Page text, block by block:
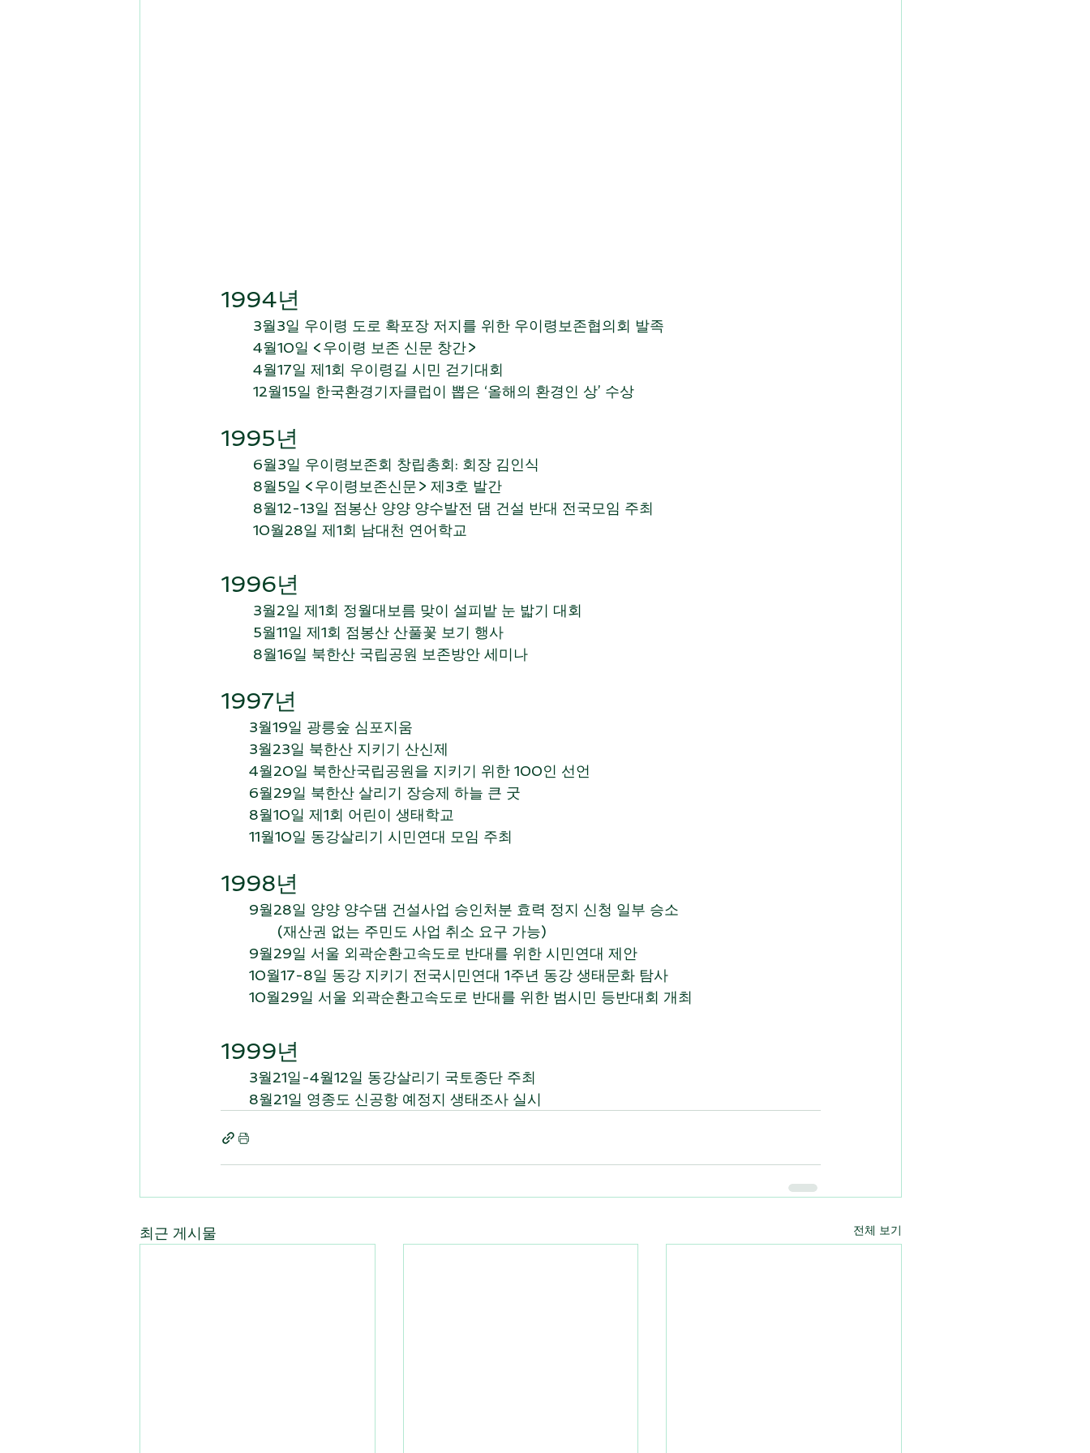
1994년
	3월3일 우이령 도로 확포장 저지를 위한 우이령보존협의회 발족
4월10일 <우이령 보존 신문 창간>
4월17일 제1회 우이령길 시민 걷기대회
12월15일 한국환경기자클럽이 뽑은 ‘올해의 환경인 상’ 수상
	6월3일 우이령보존회 창립총회: 회장 김인식
8월5일 <우이령보존신문> 제3호 발간
8월12-13일 점봉산 양양 양수발전 댐 건설 반대 전국모임 주최
10월28일 제1회 남대천 연어학교
1996년
	3월2일 제1회 정월대보름 맞이 설피밭 눈 밟기 대회
5월11일 제1회 점봉산 산풀꽃 보기 행사
8월16일 북한산 국립공원 보존방안 세미나
1997년
       3월19일 광릉숲 심포지움
3월23일 북한산 지키기 산신제
4월20일 북한산국립공원을 지키기 위한 100인 선언
6월29일 북한산 살리기 장승제 하늘 큰 굿
8월10일 제1회 어린이 생태학교
11월10일 동강살리기 시민연대 모임 주최
1998년
       9월28일 양양 양수댐 건설사업 승인처분 효력 정지 신청 일부 승소
(재산권 없는 주민도 사업 취소 요구 가능)
9월29일 서울 외곽순환고속도로 반대를 위한 시민연대 제안
10월17-8일 동강 지키기 전국시민연대 1주년 동강 생태문화 탐사
10월29일 서울 외곽순환고속도로 반대를 위한 범시민 등반대회 개최
1999년
       3월21일-4월12일 동강살리기 국토종단 주최
8월21일 영종도 신공항 예정지 생태조사 실시
최근 게시물 전체 보기